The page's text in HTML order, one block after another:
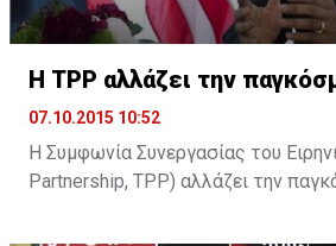
H TPP αλλάζει την
07.10.2015 10:52
Η Συμφωνία Συνεργασίας του
Partnership, TPP) αλλάζει την
διαμορφώσει την υστεροφημία